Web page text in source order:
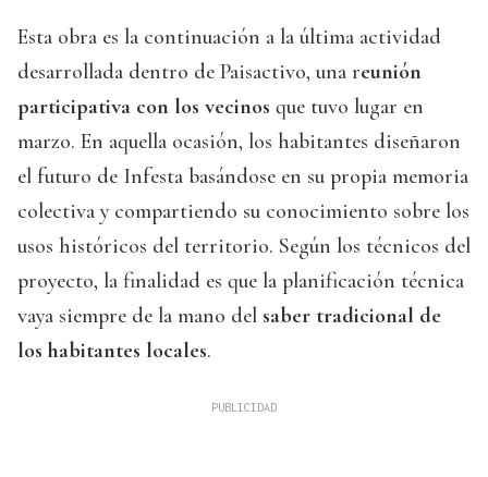
Esta obra es la continuación a la última actividad
desarrollada dentro de Paisactivo, una reunión
participativa con los vecinos que tuvo lugar en
marzo. En aquella ocasión, los habitantes diseñaron
el futuro de Infesta basándose en su propia memoria
colectiva y compartiendo su conocimiento sobre los
usos históricos del territorio. Según los técnicos del
proyecto, la finalidad es que la planificación técnica
vaya siempre de la mano del saber tradicional de
los habitantes locales.